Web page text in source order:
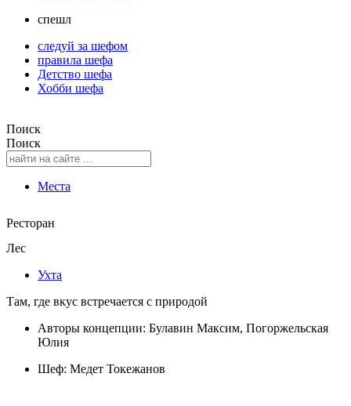
спешл
следуй за шефом
правила шефа
Детство шефа
Хобби шефа
Поиск
Поиск
Места
Ресторан
Лес
Ухта
Там, где вкус встречается с природой
Авторы концепции: Булавин Максим, Погоржельская
Юлия
Шеф: Медет Токежанов